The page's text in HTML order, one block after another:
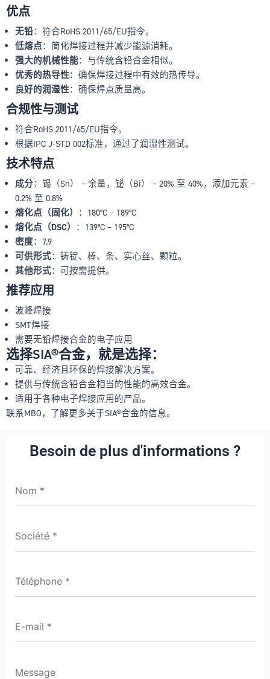
优点
无铅：符合RoHS 2011/65/EU指令。
低熔点：简化焊接过程并减少能源消耗。
强大的机械性能：与传统含铅合金相似。
优秀的热导性：确保焊接过程中有效的热传导。
良好的润湿性：确保焊点质量高。
合规性与测试
符合RoHS 2011/65/EU指令。
根据IPC J-STD 002标准，通过了润湿性测试。
技术特点
成分：锡（Sn） – 余量，铋（Bi） – 20% 至 40%，添加元素 –
0.2% 至 0.8%
熔化点（固化） ：180°C – 189°C
熔化点（DSC） ：139°C – 195°C
密度：7.9
可供形式：铸锭、棒、条、实心丝、颗粒。
其他形式：可按需提供。
推荐应用
波峰焊接
SMT焊接
需要无铅焊接合金的电子应用
选择SIA®合金，就是选择：
可靠、经济且环保的焊接解决方案。
提供与传统含铅合金相当的性能的高效合金。
适用于各种电子焊接应用的产品。
联系MBO，了解更多关于SIA®合金的信息。
Besoin de plus d'informations ?